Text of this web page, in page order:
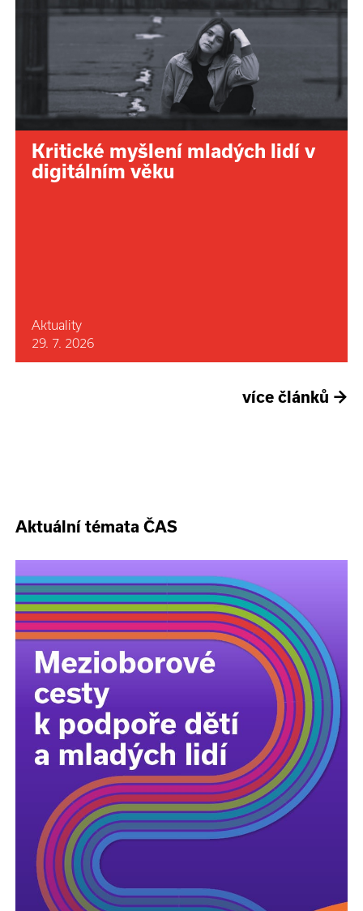
Kritické myšlení mladých lidí v
digitálním věku
Aktuality
29. 7. 2026
více článků →
Aktuální témata ČAS